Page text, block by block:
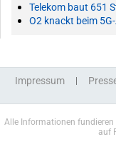
Telekom baut 651
O2 knackt beim
Impressum
Alle Informationen
auf